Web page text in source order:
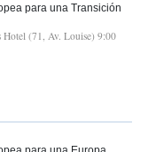
para una Transición
Hotel (71, Av. Louise) 9:00